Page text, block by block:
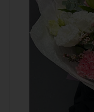
эвкалипт,
упаковка